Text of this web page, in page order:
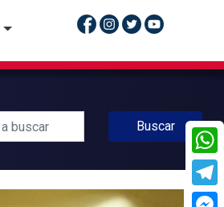
Buscar